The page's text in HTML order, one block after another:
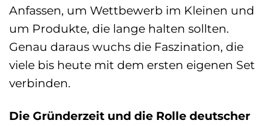
Anfassen, um Wettbewerb im Kleinen und
um Produkte, die lange halten sollten.
Genau daraus wuchs die Faszination, die
viele bis heute mit dem ersten eigenen Set
verbinden.
Die Gründerzeit und die Rolle deutscher